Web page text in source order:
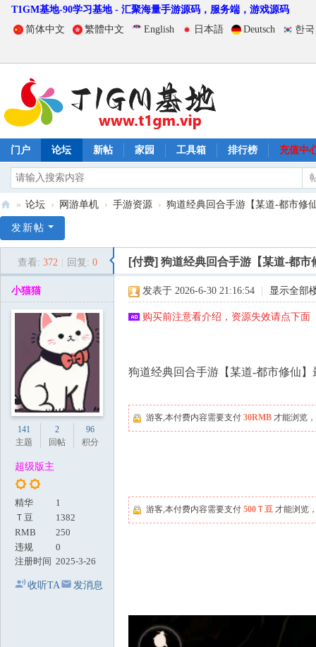
T1GM基地-90学习基地 - 汇聚海量手游源码，服务端，游戏源码
简体中文
繁體中文 English 日本語 Deutsch 한
门户 论坛 新帖 家园 工具箱 排行榜 充值中
1
» 论坛 › 网游单机 › 手游资源 › 狗道经典回合手游【某道-都市修
发新帖
查看: 372 回复: 0 [付费] 狗道经典回合手游【某道-都
小猫猫
141
主题
2
回帖
96
积分
超级版主
精华
1
Ｔ豆
1382
RMB
250
违规
0
注册时间 2025-3-26
收听TA 发消息
发表于 2026-6-30 21:16:54 显示全部
购买前注意看介绍，资源失效请点下
狗道经典回合手游【某道-都市修仙
游客,本付费内容需要支付 30RMB 才能浏览
游客,本付费内容需要支付 500Ｔ豆 才能浏览